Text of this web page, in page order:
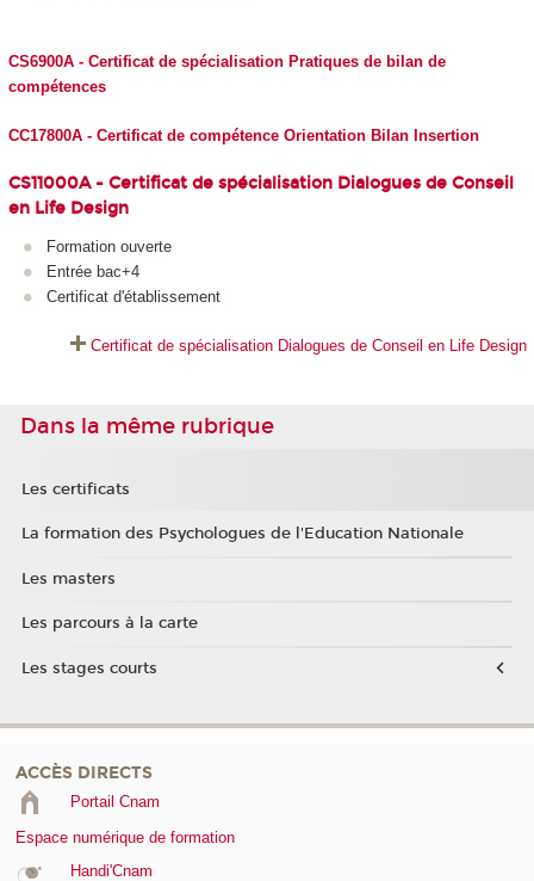
CS6900A - Certificat de spécialisation Pratiques de bilan de
compétences
CC17800A - Certificat de compétence Orientation Bilan Insertion
CS11000A - Certificat de spécialisation Dialogues de Conseil
en Life Design
Formation ouverte
Entrée bac+4
Certificat d'établissement
Certificat de spécialisation Dialogues de Conseil en Life Design
Dans la même rubrique
Les certificats
La formation des Psychologues de l'Education Nationale
Les masters
Les parcours à la carte
Les stages courts
ACCÈS DIRECTS
Portail Cnam
Espace numérique de formation
Handi'Cnam